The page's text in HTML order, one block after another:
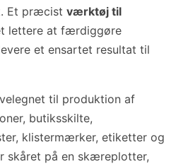
Et præcist værktøj til
lettere at færdiggøre
et ensartet resultat til
til produktion af
butiksskilte,
klistermærker, etiketter og
skåret på en skæreplotter,